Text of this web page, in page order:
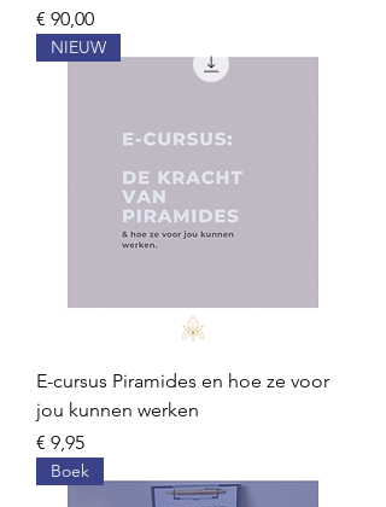
Prijs
€ 90,00
NIEUW
E-cursus Piramides en hoe ze voor
jou kunnen werken
Prijs
€ 9,95
Boek